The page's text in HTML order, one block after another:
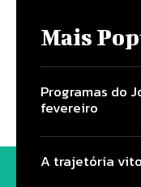
Mais
Programas do
fevereiro
A trajetória